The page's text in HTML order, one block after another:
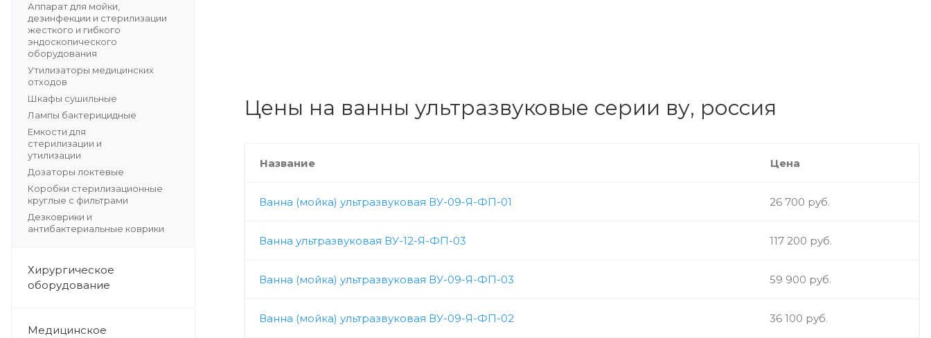
Аппарат для мойки,
дезинфекции и стерилизации
жесткого и гибкого
эндоскопического
оборудования
Утилизаторы медицинских
отходов
Шкафы сушильные
Лампы бактерицидные
Емкости для
стерилизации и
утилизации
Дозаторы локтевые
Коробки стерилизационные
круглые с фильтрами
Дезковрики и
антибактериальные коврики
Хирургическое
оборудование
Медицинское
Цены на ванны ультразвуковые серии ву, россия
Название Цена
Ванна (мойка) ультразвуковая ВУ-09-Я-ФП-01 26 700 руб.
Ванна ультразвуковая ВУ-12-Я-ФП-03 117 200 руб.
Ванна (мойка) ультразвуковая ВУ-09-Я-ФП-03 59 900 руб.
Ванна (мойка) ультразвуковая ВУ-09-Я-ФП-02 36 100 руб.